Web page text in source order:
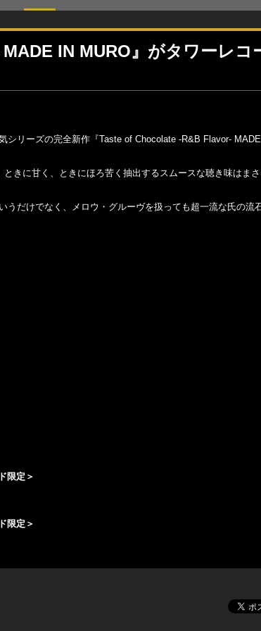
IN MURO』がタワーレコ
リーズの完全新作『Taste of Chocolate -R&B Flavor-
きに甘く、ときにほろ苦く抽出するスムースな聴き味はま
うだけでなく、メロウ・グルーヴを扱っても超一流な氏の流
限定＞
限定＞